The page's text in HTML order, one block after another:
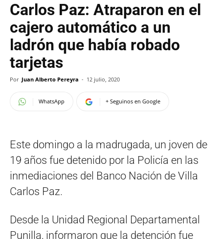
Carlos Paz: Atraparon en el
cajero automático a un
ladrón que había robado
tarjetas
Por Juan Alberto Pereyra - 12 julio, 2020
WhatsApp + Seguinos en Google
Este domingo a la madrugada, un joven de
19 años fue detenido por la Policía en las
inmediaciones del Banco Nación de Villa
Carlos Paz.
Desde la Unidad Regional Departamental
Punilla, informaron que la detención fue